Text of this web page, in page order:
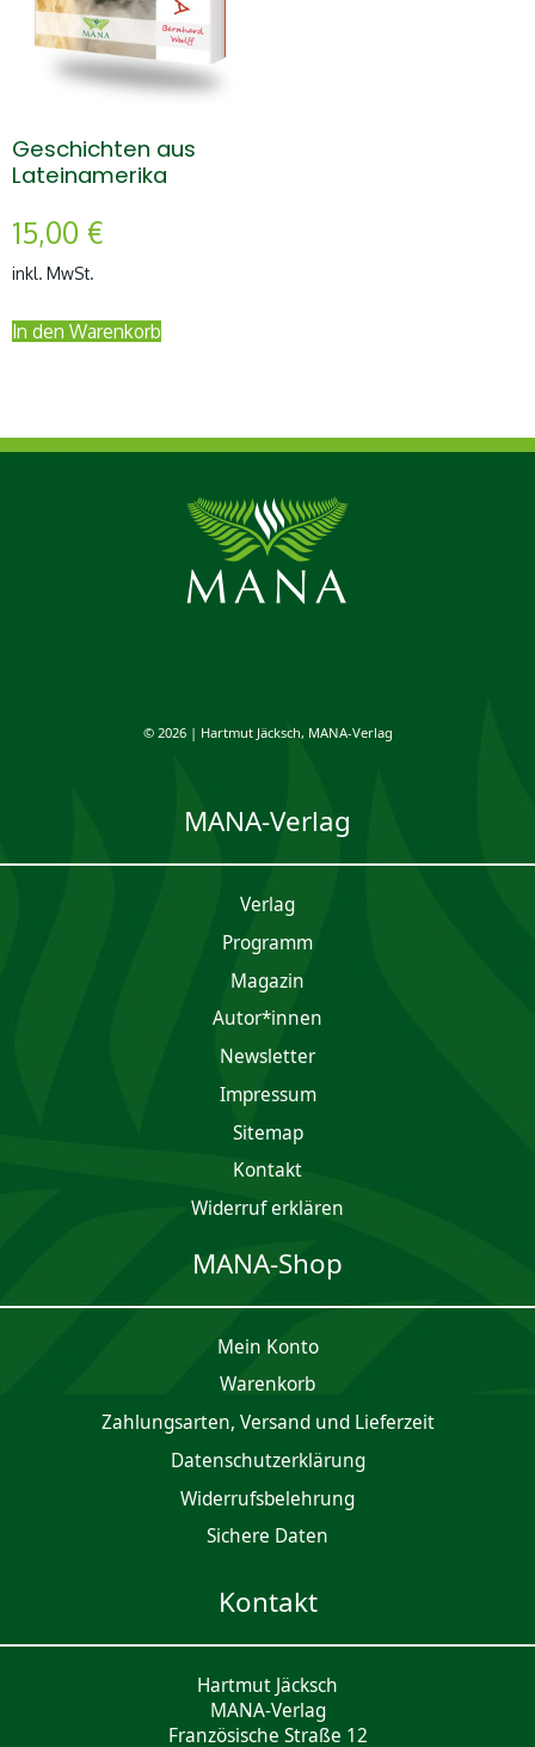
Geschichten aus
Lateinamerika
15,00 €
inkl. MwSt.
In den Warenkorb
© 2026 | Hartmut Jäcksch, MANA-Verlag
MANA-Verlag
Verlag
Programm
Magazin
Autor*innen
Newsletter
Impres­sum
Sitemap
Kontakt
Widerruf erklären
MANA-Shop
Mein Konto
Waren­korb
Zahlungsarten, Versand und Lieferzeit
Daten­schutz­er­klärung
Widerrufsbelehrung
Sichere Daten
Kontakt
Hartmut Jäcksch
MANA-Verlag
Französische Straße 12